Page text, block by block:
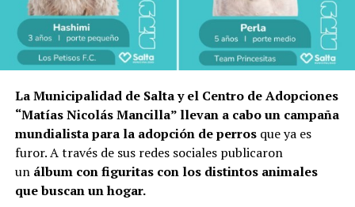
La Municipalidad de Salta y el Centro de Adopciones
“Matías Nicolás Mancilla” llevan a cabo un campaña
mundialista para la adopción de perrosque ya es
furor. A través de sus redes sociales publicaron
unálbum con figuritas con los distintos animales
que buscan un hogar.